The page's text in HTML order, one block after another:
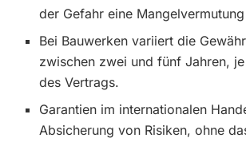
der Gefahr eine
Bei Bauwerken variiert die
zwischen zwei und fünf Jahren,
des Vertrags.
Garantien im internationalen
Absicherung von Risiken, ohne